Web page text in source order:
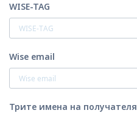
WISE-TAG
Wise email
Трите имена на получателя